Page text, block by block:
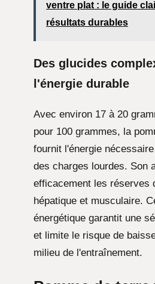
ventre plat : le guide
résultats durables
Des glucides
l'énergie durable
Avec environ 17 à 20
pour 100 grammes, la
fournit l'énergie
des charges lourdes. Son
efficacement les réserves
hépatique et musculaire.
énergétique garantit une
et limite le risque de
milieu de l'entraînement.